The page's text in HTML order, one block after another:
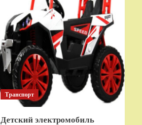
POP
IT
Квадрат
антистресс
(тактильная,
сенсорная)
Транспорт
Детский электромобиль